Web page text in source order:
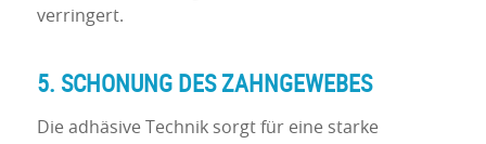
verringert.
5. SCHONUNG DES ZAHNGEWEBES
Die adhäsive Technik sorgt für eine starke